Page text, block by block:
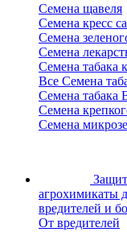
Семена щавеля
Семена кресс
Семена
Семена
Семена табака
Все Семена
Семена табака
Семена
Семена
агрохимикаты
вредителей и
От вредителей